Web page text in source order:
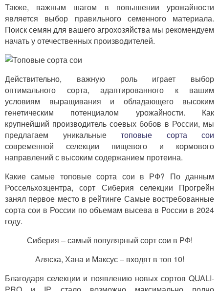
Также, важным шагом в повышении урожайности
является выбор правильного семенного материала.
Поиск семян для вашего агрохозяйства мы рекомендуем
начать у отечественных производителей.
Действительно, важную роль играет выбор
оптимального сорта, адаптированного к вашим
условиям выращивания и обладающего высоким
генетическим потенциалом урожайности. Как
крупнейший производитель соевых бобов в России, мы
предлагаем уникальные топовые сорта сои
современной селекции пищевого и кормового
направлений с высоким содержанием протеина.
Какие самые топовые сорта сои в РФ? По данным
Россельхозцентра, сорт Сиберия селекции Прогрейн
занял первое место в рейтинге Самые востребованные
сорта сои в России по объемам высева в России в 2024
году.
Сиберия – самый популярный сорт сои в РФ!
Аляска, Хана и Максус – входят в топ 10!
Благодаря селекции и появлению новых сортов QUALI-